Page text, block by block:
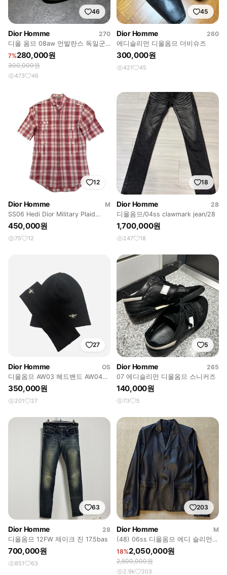
46
Dior Homme
270
디올 옴므 08aw 언발란스 독일군
스니커즈
7%280,000원
300,000원
473 46
45
Dior Homme
260
에디슬리먼 디올옴므 더비슈즈
300,000원
421 45
12
Dior Homme
M
SS06 Hedi Dior Military Plaid
shirts
450,000원
75 12
18
Dior Homme
28
디올옴므/04ss clawmark jean/28
1,700,000원
247 18
27
Dior Homme
OS
디올옴므 AW03 헤드밴드 AW04
비니
350,000원
201 27
5
Dior Homme
265
07 에디슬리먼 디올옴므 스니커즈
140,000원
73 5
63
Dior Homme
28
디올옴므 12FW 제이크 진 17.5bas
700,000원
851 63
203
Dior Homme
M
(48) 06ss 디올옴므 에디 슬리먼
레더 블레이저
18%2,050,000원
2,500,000원
2.9k 203